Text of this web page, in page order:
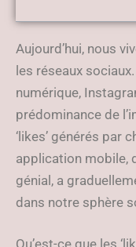
Aujourd’hui, nous
les réseaux
numérique,
prédominance de
‘likes’ générés par
application mobile,
génial, a
dans notre sphère
Qu’est-ce que les